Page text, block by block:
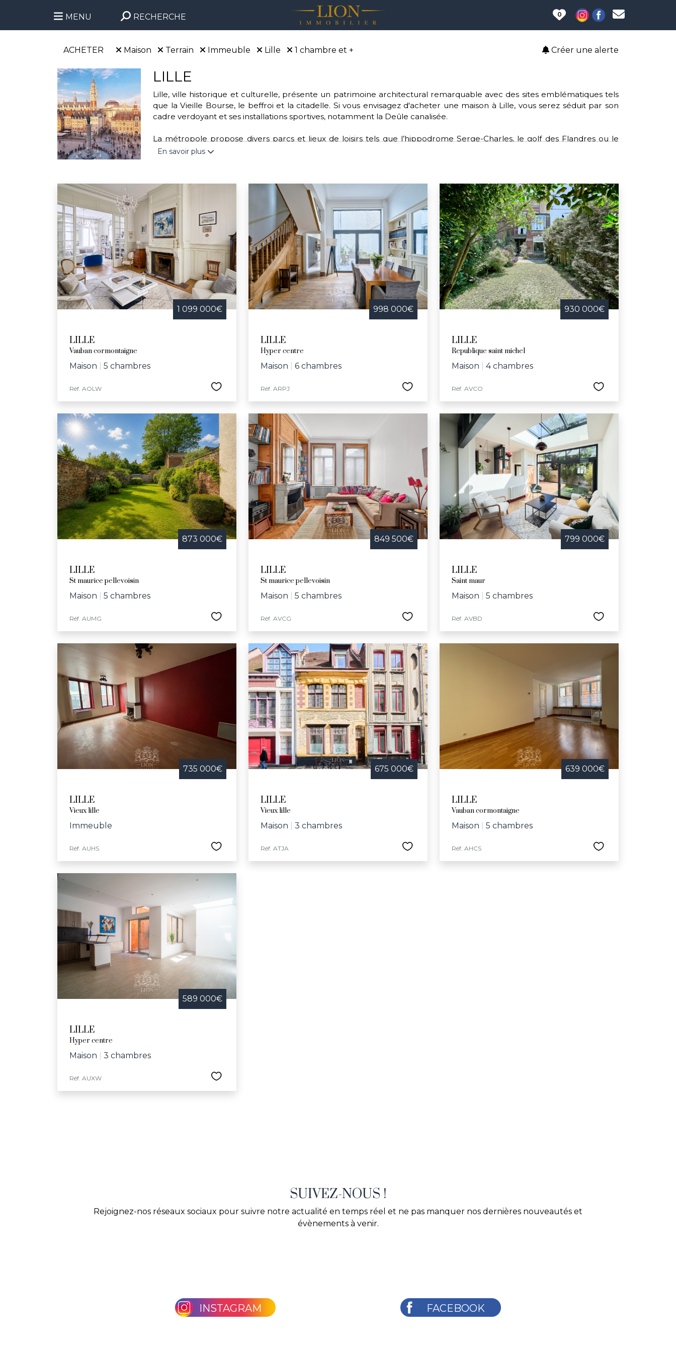
MENU RECHERCHE 0
Créer une alerte
ACHETER Maison Terrain Immeuble Lille 1 chambre et +
LILLE
Lille, ville historique et culturelle, présente un patrimoine architectural remarquable avec des sites emblématiques tels
que la Vieille Bourse, le beffroi et la citadelle. Si vous envisagez d'acheter une maison à Lille, vous serez séduit par son
cadre verdoyant et ses installations sportives, notamment la Deûle canalisée.
La métropole propose divers parcs et lieux de loisirs tels que l’hippodrome Serge-Charles, le golf des Flandres ou le
parc de la Citadelle. Pour les amateurs de sports, Lille offre une diversité de clubs tels que le rugby, le volley-ball et le
Engagée dans des actions environnementales, de santé, d'éducation et de culture, Lille soutient des causes telles que
l'association “Mon bonnet rose” pour les femmes atteintes d'un cancer du sein et l'opération de broyage mobile pour
valoriser les déchets verts.
Festive et conviviale, la ville propose tout au long de l'année des animations telles que la Braderie de Lille, la nuit des
bibliothèques, le concert pour l’école Vanoverschelde et la semaine bleue dédiée aux aînés. Avec son riche réseau
d'infrastructures culturelles et sportives, comprenant le Palais des Beaux-Arts, le Grand Palais, le conservatoire
communal et l’école Jeannine-Manuel, Lille offre un cadre idéal pour ceux cherchant une maison à vendre dans une ville
dynamique et bienveillante.
En savoir plus
1 099 000€
LILLE
Vauban cormontaigne
Maison 5 chambres
Réf. AOLW
998 000€
LILLE
Hyper centre
Maison 6 chambres
Réf. ARPJ
930 000€
LILLE
Republique saint michel
Maison 4 chambres
Réf. AVCO
873 000€
LILLE
St maurice pellevoisin
Maison 5 chambres
Réf. AUMG
849 500€
LILLE
St maurice pellevoisin
Maison 5 chambres
Réf. AVCG
799 000€
LILLE
Saint maur
Maison 5 chambres
Réf. AVBD
735 000€
LILLE
Vieux lille
Immeuble
Réf. AUHS
675 000€
LILLE
Vieux lille
Maison 3 chambres
Réf. ATJA
639 000€
LILLE
Vauban cormontaigne
Maison 5 chambres
Réf. AHCS
589 000€
LILLE
Hyper centre
Maison 3 chambres
Réf. AUXW
SUIVEZ-NOUS !
Rejoignez-nos réseaux sociaux pour suivre notre actualité en temps réel et ne pas manquer nos dernières nouveautés et
évènements à venir.
INSTAGRAM FACEBOOK